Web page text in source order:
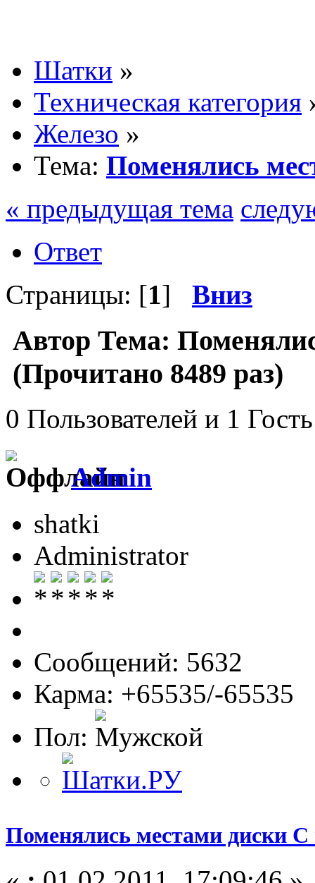
Шатки »
Техническая категория
Железо »
Тема: Поменялись
« предыдущая тема
Ответ
Страницы: [1] Вниз
Автор Тема:
(Прочитано 8489 раз)
0 Пользователей и 1
Admin
shatki
Administrator
Сообщений: 5632
Карма: +65535/-65535
Пол:
Поменялись местами диски С